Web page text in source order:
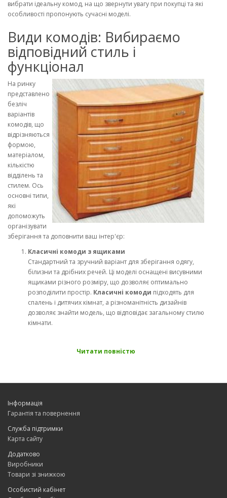
вибрати ідеальну комод, на що звернути увагу при покупці та які
особливості пропонують сучасні моделі.
Види комодів: Вибираємо
відповідний стиль і
функціонал
На ринку
представлено
безліч
варіантів
комодів, що
відрізняються
формою,
матеріалом,
кількістю
відділень та
стилем. Ось
основні типи,
які
допоможуть
організувати
зберігання та доповнити ваш інтер'єр:
Класичні комоди з ящиками
Стандартний та зручний варіант для зберігання одягу,
білизни та дрібних речей. Ці моделі оснащені висувними
ящиками різного розміру, що дозволяє оптимально
розподілити простір. Класичні комоди підходять для
спалень і дитячих кімнат, а різноманітність дизайнів
дозволяє знайти модель, що відповідає загальному стилю
кімнати.
Відмінно підходять для вітальні або передпокою. У таких
красивого оформлення.
Високі комоди
Якщо вам потрібно більше місця для зберігання, але
місця в кімнаті небагато,
вибором. Високі та вузькі моделі заощадять місце,
забезпечивши достатньо відділень для всіх потрібних
речей. Такі комоди чудово підходять для невеликих
спалень або коридорів.
Комоди під телевізор
Читати повністю
Інформація
Гарантія та повернення
Служба підтримки
Карта сайту
Додатково
Виробники
Товари зі знижкою
Особистий кабінет